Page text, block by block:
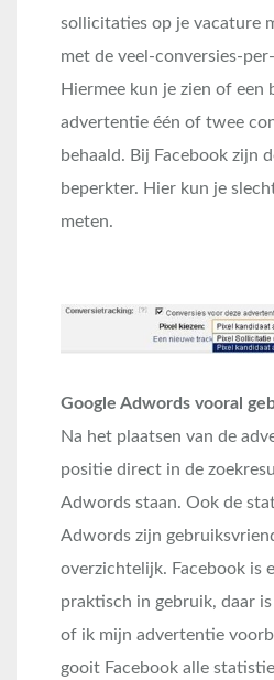
sollicitaties op je vacature
met de veel-conversies-
Hiermee kun je zien of een
advertentie één of twee
behaald. Bij Facebook zijn
beperkter. Hier kun je
meten.
Google Adwords vooral
Na het plaatsen van de
positie direct in de
Adwords staan. Ook de
Adwords zijn
overzichtelijk. Facebook is
praktisch in gebruik, daar
of ik mijn advertentie
gooit Facebook alle